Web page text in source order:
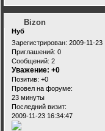
Bizon
Нуб
Зарегистрирован: 2009-11-23
Приглашений: 0
Сообщений: 2
Уважение: +0
Позитив: +0
Провел на форуме:
23 минуты
Последний визит:
2009-11-23 16:34:47